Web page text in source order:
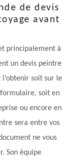
de devis
avant
principalement à
un devis peintre
l’obtenir soit sur le
soit en
ou encore en
sera entre vos
ne vous
Son équipe